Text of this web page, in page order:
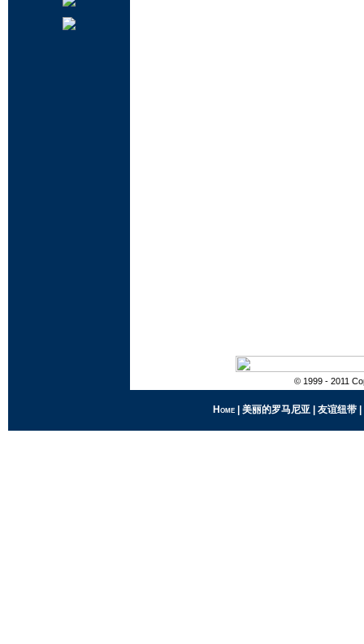
© 1999 - 2011
Home 美丽的罗马尼亚 友谊纽带